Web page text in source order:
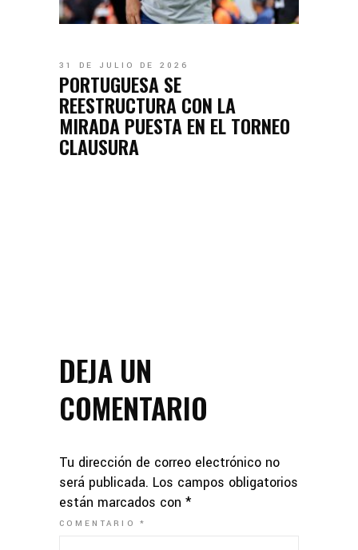
31 DE JULIO DE 2026
PORTUGUESA SE
REESTRUCTURA CON LA
MIRADA PUESTA EN EL TORNEO
CLAUSURA
DEJA UN
COMENTARIO
Tu dirección de correo electrónico no
será publicada. Los campos obligatorios
están marcados con *
COMENTARIO*